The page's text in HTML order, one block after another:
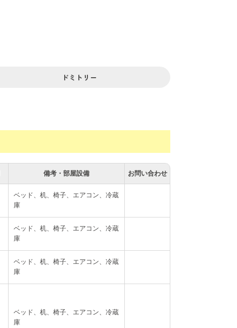
ドミトリー
備考・部屋設備 お問い合わせ
ベッド、机、椅子、エアコン、冷蔵
庫
ベッド、机、椅子、エアコン、冷蔵
庫
ベッド、机、椅子、エアコン、冷蔵
庫
ベッド、机、椅子、エアコン、冷蔵
庫